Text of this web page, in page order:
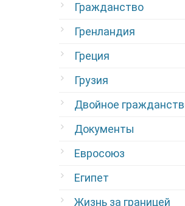
Гражданство
Гренландия
Греция
Грузия
Двойное
Документы
Евросоюз
Египет
Жизнь за границей